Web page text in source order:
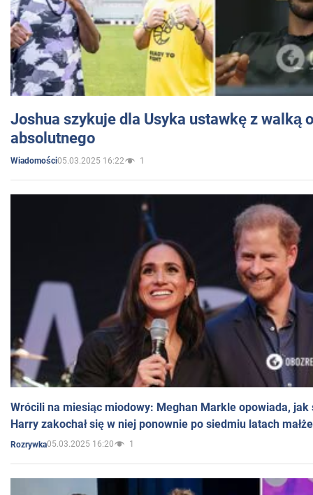
Joshua szykuje dla Usyka ustawkę z walką
absolutnego
Wiadomości05.03.2025 16:22 1
Wrócili na miesiąc miodowy: Meghan Markle opowiada, jak
Harry zakochał się w niej ponownie po siedmiu latach
Rozrywka05.03.2025 16:20 1